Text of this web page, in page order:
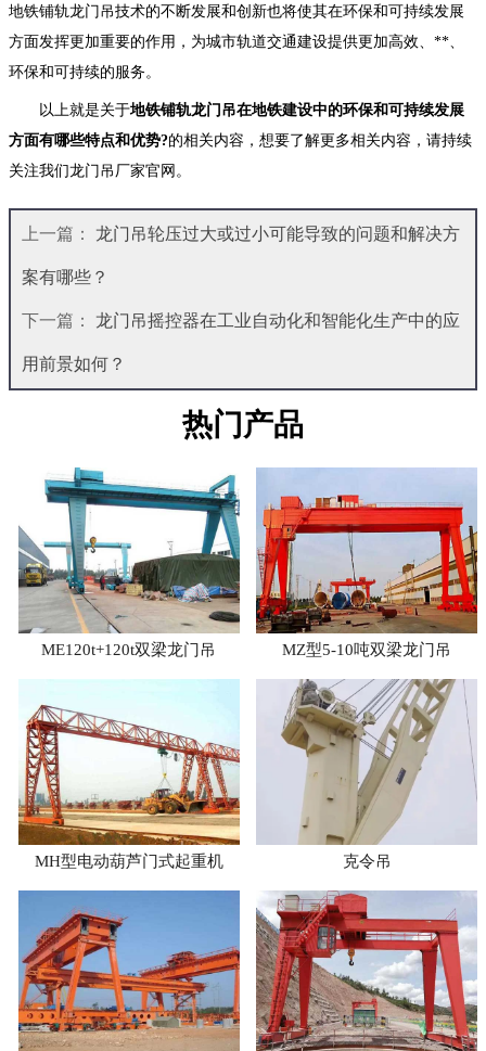
地铁铺轨龙门吊技术的不断发展和创新也将使其在环保和可持续发展
方面发挥更加重要的作用，为城市轨道交通建设提供更加高效、**、
环保和可持续的服务。
以上就是关于地铁铺轨龙门吊在地铁建设中的环保和可持续发展
方面有哪些特点和优势?的相关内容，想要了解更多相关内容，请持续
关注我们龙门吊厂家官网。
上一篇： 龙门吊轮压过大或过小可能导致的问题和解决方
案有哪些？
下一篇： 龙门吊摇控器在工业自动化和智能化生产中的应
用前景如何？
热门产品
ME120t+120t双梁龙门吊 MZ型5-10吨双梁龙门吊
MH型电动葫芦门式起重机 克令吊